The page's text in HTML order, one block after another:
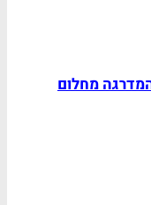
מחלום